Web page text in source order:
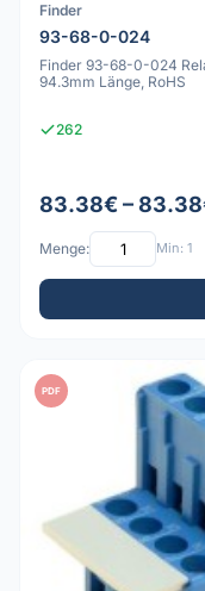
Finder
93-68-0-024
Finder 93-68-0-024
94.3mm Länge, RoHS
262
83.38€ –
Menge: Min: 1
PDF